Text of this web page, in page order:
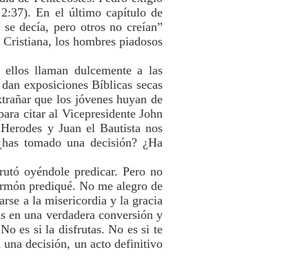
2:37). En el último capítulo de
decía, pero otros no creían”
los hombres piadosos
llaman dulcemente a las
exposiciones Bíblicas secas
que los jóvenes huyan de
citar al Vicepresidente John
y Juan el Bautista nos
tomado una decisión? ¿Ha
oyéndole predicar. Pero no
prediqué. No me alegro de
a la misericordia y la gracia
en una verdadera conversión y
es si la disfrutas. No es si te
una decisión, un acto definitivo